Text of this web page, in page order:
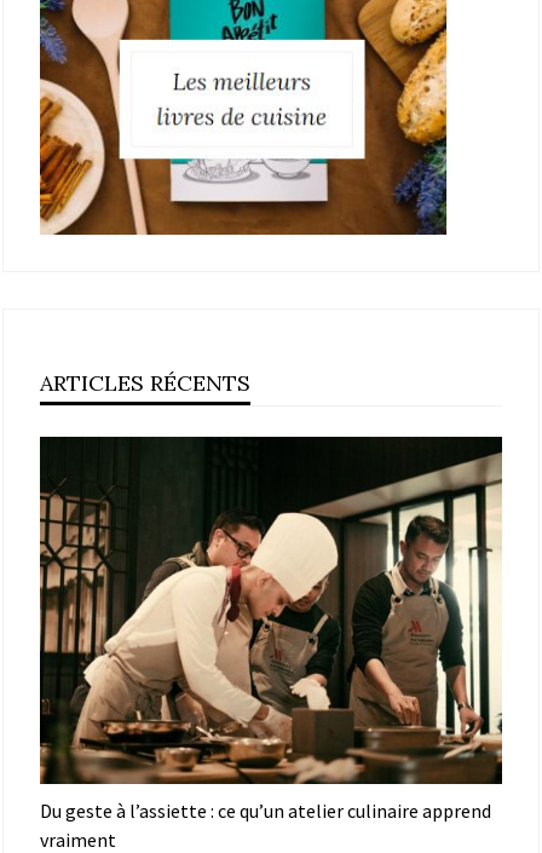
ARTICLES RÉCENTS
Du geste à l’assiette : ce qu’un atelier culinaire apprend
vraiment